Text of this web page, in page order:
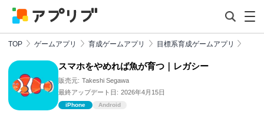
TOP ゲームアプリ 育成ゲームアプリ 目標系育成ゲームアプリ
スマホをやめれば魚が育つ｜レガシー
販売元: Takeshi Segawa
最終アップデート日: 2026年4月15日
iPhone Android